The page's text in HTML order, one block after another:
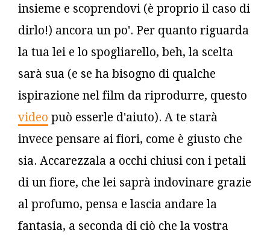
insieme e scoprendovi (è proprio il caso di
dirlo!) ancora un po'. Per quanto riguarda
la tua lei e lo spogliarello, beh, la scelta
sarà sua (e se ha bisogno di qualche
ispirazione nel film da riprodurre, questo
video può esserle d'aiuto). A te starà
invece pensare ai fiori, come è giusto che
sia. Accarezzala a occhi chiusi con i petali
di un fiore, che lei saprà indovinare grazie
al profumo, pensa e lascia andare la
fantasia, a seconda di ciò che la vostra